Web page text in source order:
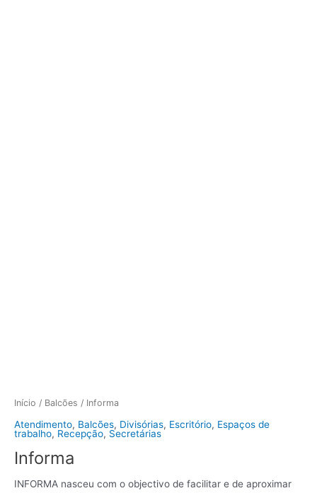
Início / Balcões / Informa
Atendimento, Balcões, Divisórias, Escritório, Espaços de
trabalho, Recepção, Secretárias
Informa
INFORMA nasceu com o objectivo de facilitar e de aproximar